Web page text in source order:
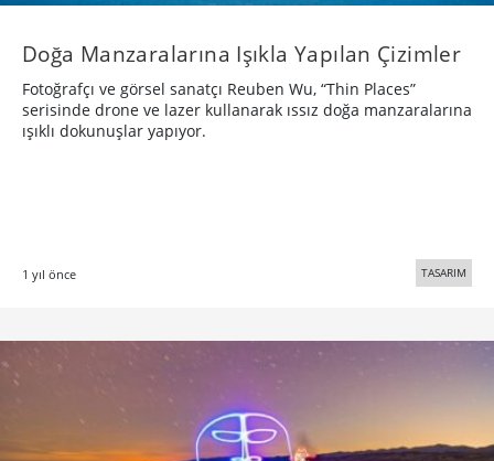
Doğa Manzaralarına Işıkla Yapılan Çizimler
Fotoğrafçı ve görsel sanatçı Reuben Wu, “Thin Places”
serisinde drone ve lazer kullanarak ıssız doğa manzaralarına
ışıklı dokunuşlar yapıyor.
1 yıl önce TASARIM